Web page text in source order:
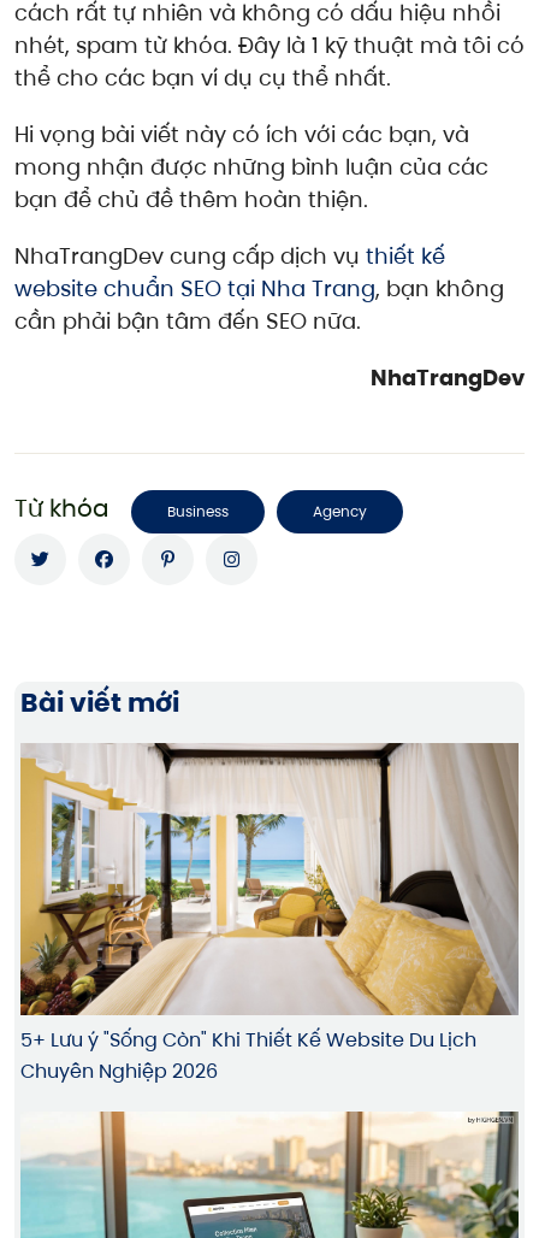
cách rất tự nhiên và không có dấu hiệu nhồi
nhét, spam từ khóa. Đây là 1 kỹ thuật mà tôi có
thể cho các bạn ví dụ cụ thể nhất.
Hi vọng bài viết này có ích với các bạn, và
mong nhận được những bình luận của các
bạn để chủ đề thêm hoàn thiện.
NhaTrangDev cung cấp dịch vụ thiết kế
website chuẩn SEO tại Nha Trang, bạn không
cần phải bận tâm đến SEO nữa.
NhaTrangDev
Từ khóa Business Agency
Bài viết mới
5+ Lưu ý "Sống Còn" Khi Thiết Kế Website Du Lịch
Chuyên Nghiệp 2026